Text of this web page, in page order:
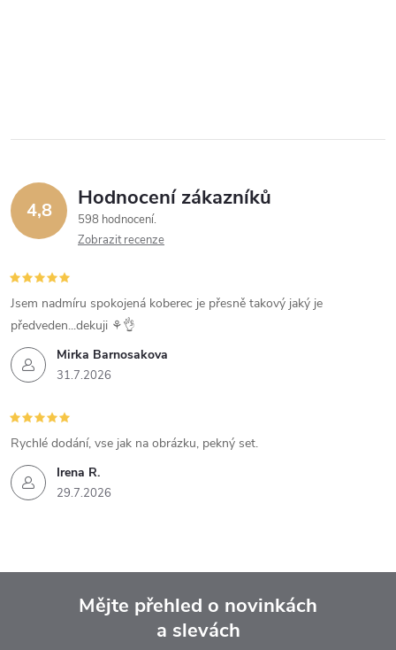
4,8 Hodnocení zákazníků
598 hodnocení
Zobrazit recenze
Mirka Barnosakova
31.7.2026
Jsem nadmíru spokojená koberec je přesně takový jaký je
předveden...dekuji ⚘️👌
Irena R.
29.7.2026
Rychlé dodání, vse jak na obrázku, pekný set.
Mějte přehled o novinkách
a slevách